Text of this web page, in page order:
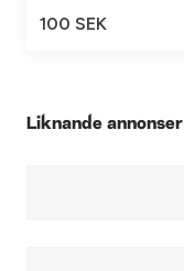
100 SEK
Liknande annonser